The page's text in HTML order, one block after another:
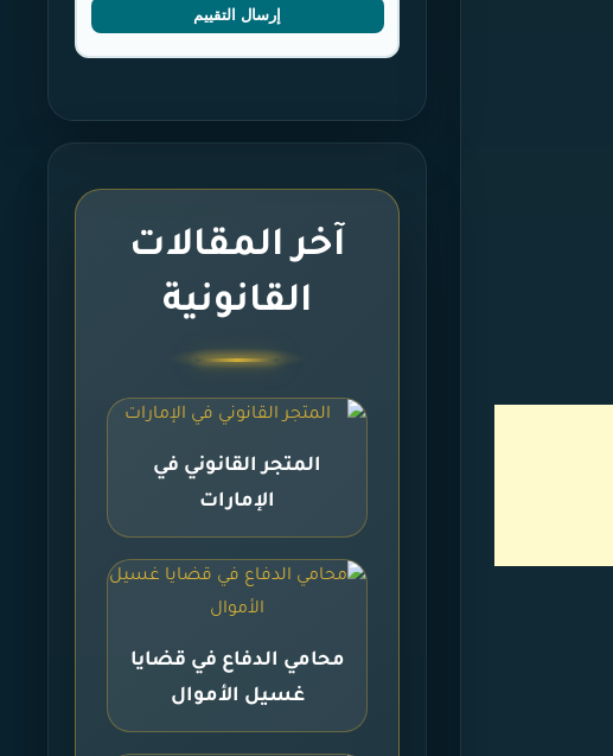
إرسال التقييم
آخر المقالات
القانونية
المتجر القانوني في
الإمارات
محامي الدفاع في قضايا
غسيل الأموال